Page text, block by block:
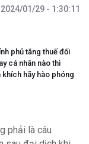
2024/01/29 - 1:30:11
phủ tăng thuế đối
cá nhân nào thì
hãy hào phóng
phải là câu